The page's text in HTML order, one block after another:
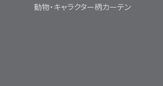
動物・キャラクター柄カーテン